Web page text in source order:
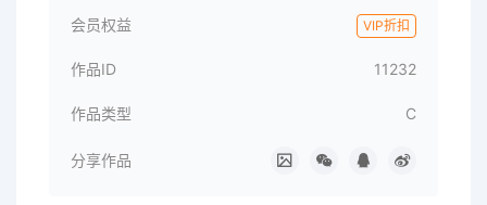
会员权益 VIP折扣
作品ID 11232
作品类型 C
分享作品